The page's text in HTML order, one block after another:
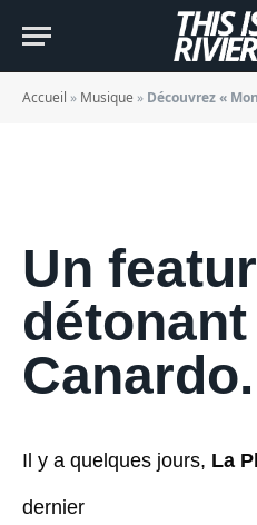
Accueil » Musique » Découvrez « Mon
BY JADE MORGANE
Un
Canardo.
Il y a quelques jours, La
dernier